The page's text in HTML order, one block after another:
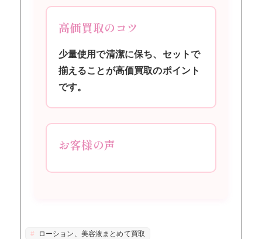
高価買取のコツ
少量使用で清潔に保ち、セットで
揃えることが高価買取のポイント
です。
お客様の声
ローション、美容液まとめて買取